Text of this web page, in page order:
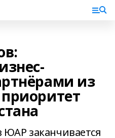
из
заканчивается